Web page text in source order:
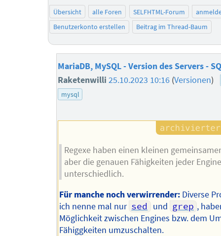
Übersicht alle Foren SELFHTML-Forum
Benutzerkonto erstellen
Beitrag im Thread-Baum
MariaDB, MySQL - Version des Servers -
Raketenwilli25.10.2023 10:16 (Versionen)
mysql
Regexe haben einen kleinen
aber die genauen Fähigkeiten jeder
unterschiedlich.
Für manche noch verwirrender:Diverse
ich nenne mal nur sed und grep ,
Möglichkeit zwischen Engines bzw. dem
Fähiggkeiten umzuschalten.